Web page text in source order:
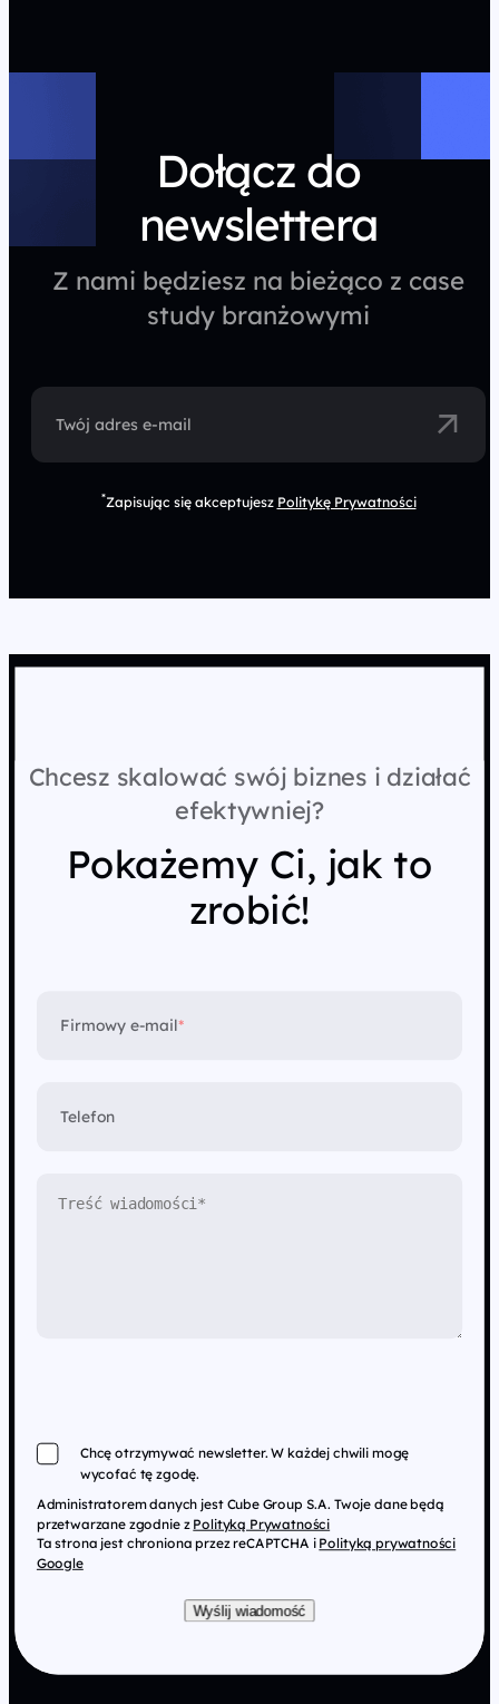
Dołącz do
newslettera
Z nami będziesz na bieżąco z case
study branżowymi
Twój adres e-mail
*Zapisując się akceptujesz Politykę Prywatności
Chcesz skalować swój biznes i działać
efektywniej?
Pokażemy Ci, jak to
zrobić!
Firmowy e-mail*
Telefon
Chcę otrzymywać newsletter. W każdej chwili mogę
wycofać tę zgodę.
Administratorem danych jest Cube Group S.A. Twoje dane będą
przetwarzane zgodnie z Polityką Prywatności
Ta strona jest chroniona przez reCAPTCHA i Polityką prywatności
Google
Wyślij wiadomość